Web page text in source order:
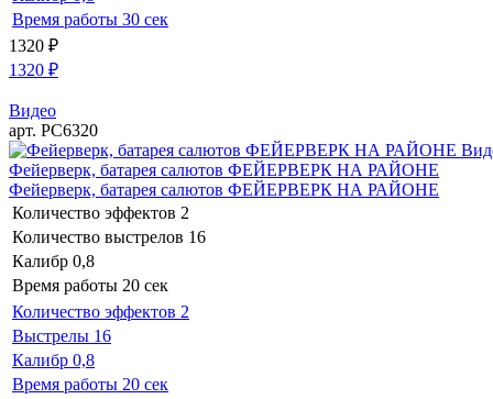
Время работы 30 сек
1320 ₽
1320 ₽
Видео
арт. РС6320
Фейерверк, батарея салютов ФЕЙЕРВЕРК НА РАЙОНЕ
Фейерверк, батарея салютов ФЕЙЕРВЕРК НА РАЙОНЕ
Количество эффектов 2
Количество выстрелов 16
Калибр 0,8
Время работы 20 сек
Количество эффектов 2
Выстрелы 16
Калибр 0,8
Время работы 20 сек